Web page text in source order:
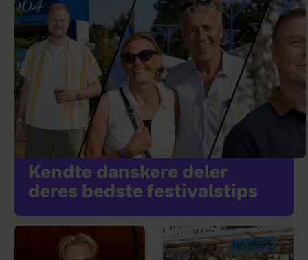
Kendte danskere deler
deres bedste festivalstips